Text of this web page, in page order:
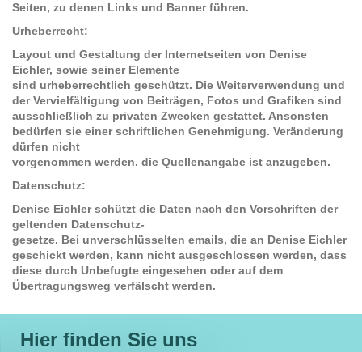
Seiten, zu denen Links und Banner führen.
Urheberrecht:
Layout und Gestaltung der Internetseiten von Denise
Eichler, sowie seiner Elemente
sind urheberrechtlich geschützt. Die Weiterverwendung und
der Vervielfältigung von Beiträgen, Fotos und Grafiken sind
ausschließlich zu privaten Zwecken gestattet. Ansonsten
bedürfen sie einer schriftlichen Genehmigung. Veränderung
dürfen nicht
vorgenommen werden. die Quellenangabe ist anzugeben.
Datenschutz:
Denise Eichler schützt die Daten nach den Vorschriften der
geltenden Datenschutz-
gesetze. Bei unverschlüsselten emails, die an Denise Eichler
geschickt werden, kann nicht ausgeschlossen werden, dass
diese durch Unbefugte eingesehen oder auf dem
Übertragungsweg verfälscht werden.
Hier finden Sie uns